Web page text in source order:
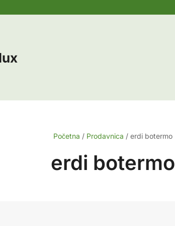
Početna / Prodavnica / erdi botermo
erdi botermo